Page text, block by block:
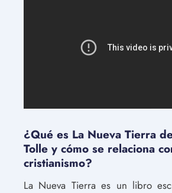
¿Qué es La Nueva Tierra
Tolle y cómo se relaciona
cristianismo?
La Nueva Tierra es un libro